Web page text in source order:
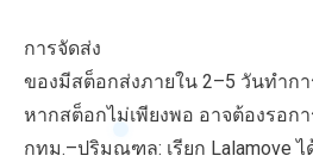
การจัดส่ง
ของมีสต็อกส่งภายใน 2–5 วันทำกา
หากสต็อกไม่เพียงพอ อาจต้องรอก
กทม.–ปริมณฑล: เรียก Lalamove ไ